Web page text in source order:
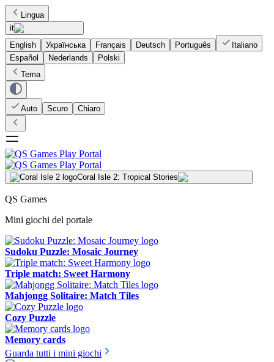
Lingua
it
English
Українська Français Deutsch Português
Italiano
Español
Nederlands
Polski
Tema
Auto Scuro Chiaro
Coral Isle 2: Tropical Stories
QS Games
Mini giochi del portale
Sudoku Puzzle: Mosaic Journey
Triple match: Sweet Harmony
Mahjongg Solitaire: Match Tiles
Cozy Puzzle
Memory cards
Guarda tutti i mini giochi